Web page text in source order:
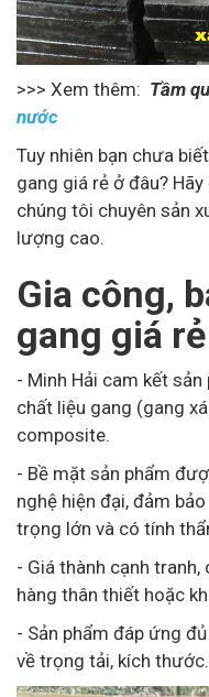
>>> Xem thêm: Tầm
nước
Tuy nhiên bạn chưa
gang giá rẻ ở đâu?
chúng tôi chuyên sản
lượng cao.
Gia công,
gang giá
- Minh Hải cam kết
chất liệu gang (gang
composite.
- Bề mặt sản phẩm
nghệ hiện đại, đảm
trọng lớn và có tính
- Giá thành cạnh
hàng thân thiết hoặc
- Sản phẩm đáp ứng
về trọng tải, kích